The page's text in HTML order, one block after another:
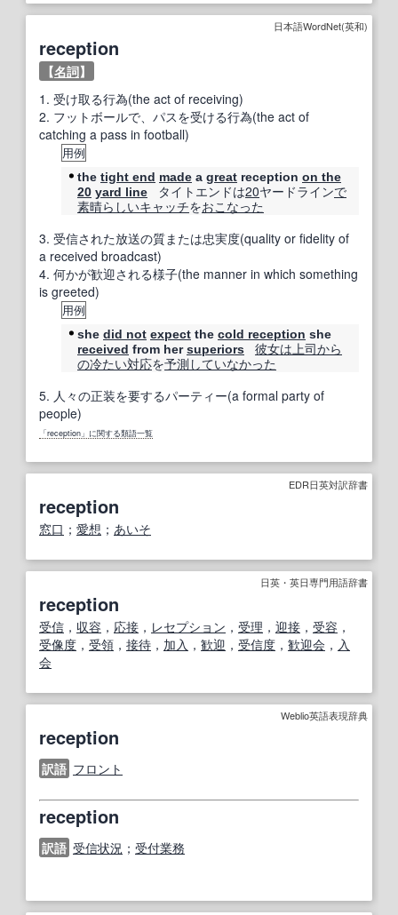
日本語WordNet(英和)
reception
【名詞】
1. 受け取る行為(the act of receiving)
2. フットボールで、パスを受ける行為(the act of
catching a pass in football)
用例
the tight end made a great reception on the
20 yard line タイトエンドは20ヤードラインで
素晴らしいキャッチをおこなった
3. 受信された放送の質または忠実度(quality or fidelity of
a received broadcast)
4. 何かが歓迎される様子(the manner in which something
is greeted)
用例
she did not expect the cold reception she
received from hersuperiors 彼女は上司から
の冷たい対応を予測していなかった
5. 人々の正装を要するパーティー(a formal party of
people)
「reception」に関する類語一覧
EDR日英対訳辞書
reception
窓口 ； 愛想 ； あいそ
日英・英日専門用語辞書
reception
受信 ， 収容 ， 応接 ， レセプション ， 受理 ， 迎接 ， 受容 ，
受像度 ， 受領 ， 接待 ， 加入 ， 歓迎 ， 受信度 ， 歓迎会 ， 入
会
Weblio英語表現辞典
reception
訳語 フロント
reception
訳語 受信状況 ； 受付業務